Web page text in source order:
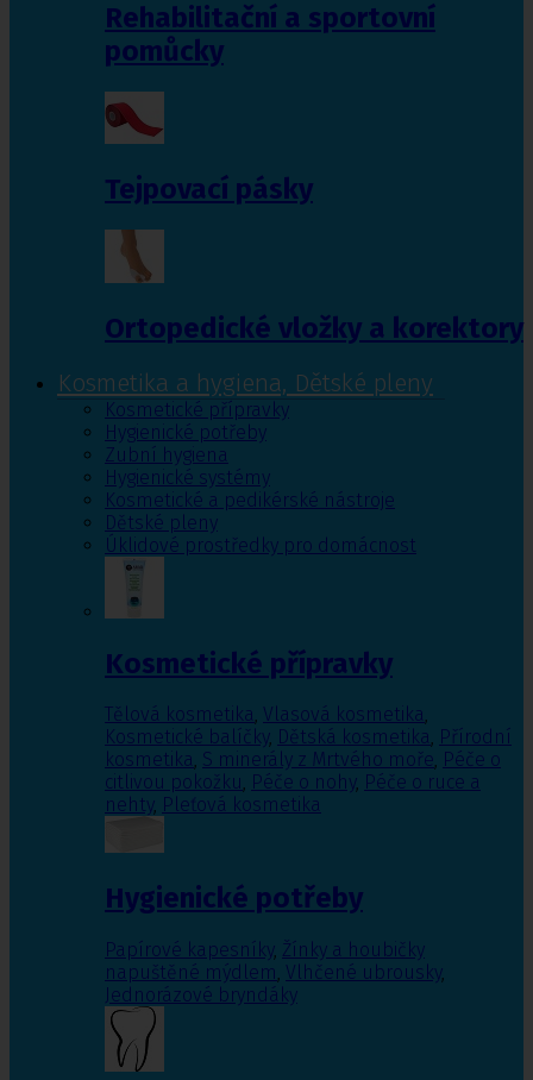
Rehabilitační a sportovní
pomůcky
Tejpovací pásky
Ortopedické vložky a korektory
Kosmetika a hygiena, Dětské pleny
Kosmetické přípravky
Hygienické potřeby
Zubní hygiena
Hygienické systémy
Kosmetické a pedikérské nástroje
Dětské pleny
Úklidové prostředky pro domácnost
Kosmetické přípravky
Tělová kosmetika, Vlasová kosmetika,
Kosmetické balíčky, Dětská kosmetika, Přírodní
kosmetika, S minerály z Mrtvého moře, Péče o
citlivou pokožku, Péče o nohy, Péče o ruce a
nehty, Pleťová kosmetika
Hygienické potřeby
Papírové kapesníky, Žínky a houbičky
napuštěné mýdlem, Vlhčené ubrousky,
Jednorázové bryndáky